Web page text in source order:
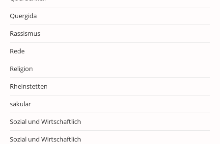
Quergida
Rassismus
Rede
Religion
Rheinstetten
säkular
Sozial und Wirtschaftlich
Sozial und Wirtschaftlich